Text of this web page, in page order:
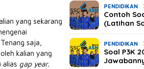
yang sekarang
saja,
kalian yang
alias gap year.
PENDIDIKAN
Contoh
(Latihan
PENDIDIKAN
Soal P3K